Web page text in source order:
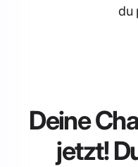
du
Deine
jetzt!